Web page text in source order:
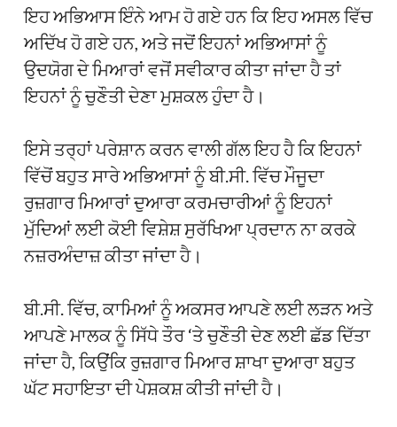
ਇਹ ਅਭਿਆਸ ਇੰਨੇ ਆਮ ਹੋ ਗਏ ਹਨ ਕਿ ਇਹ ਅਸਲ ਵਿੱਚ
ਅਦਿੱਖ ਹੋ ਗਏ ਹਨ, ਅਤੇ ਜਦੋਂ ਇਹਨਾਂ ਅਭਿਆਸਾਂ ਨੂੰ
ਉਦਯੋਗ ਦੇ ਮਿਆਰਾਂ ਵਜੋਂ ਸਵੀਕਾਰ ਕੀਤਾ ਜਾਂਦਾ ਹੈ ਤਾਂ
ਇਹਨਾਂ ਨੂੰ ਚੁਣੌਤੀ ਦੇਣਾ ਮੁਸ਼ਕਲ ਹੁੰਦਾ ਹੈ।
ਇਸੇ ਤਰ੍ਹਾਂ ਪਰੇਸ਼ਾਨ ਕਰਨ ਵਾਲੀ ਗੱਲ ਇਹ ਹੈ ਕਿ ਇਹਨਾਂ
ਵਿੱਚੋਂ ਬਹੁਤ ਸਾਰੇ ਅਭਿਆਸਾਂ ਨੂੰ ਬੀ.ਸੀ. ਵਿੱਚ ਮੌਜੂਦਾ
ਰੁਜ਼ਗਾਰ ਮਿਆਰਾਂ ਦੁਆਰਾ ਕਰਮਚਾਰੀਆਂ ਨੂੰ ਇਹਨਾਂ
ਮੁੱਦਿਆਂ ਲਈ ਕੋਈ ਵਿਸ਼ੇਸ਼ ਸੁਰੱਖਿਆ ਪ੍ਰਦਾਨ ਨਾ ਕਰਕੇ
ਨਜ਼ਰਅੰਦਾਜ਼ ਕੀਤਾ ਜਾਂਦਾ ਹੈ।
ਬੀ.ਸੀ. ਵਿੱਚ, ਕਾਮਿਆਂ ਨੂੰ ਅਕਸਰ ਆਪਣੇ ਲਈ ਲੜਨ ਅਤੇ
ਆਪਣੇ ਮਾਲਕ ਨੂੰ ਸਿੱਧੇ ਤੌਰ ‘ਤੇ ਚੁਣੌਤੀ ਦੇਣ ਲਈ ਛੱਡ ਦਿੱਤਾ
ਜਾਂਦਾ ਹੈ, ਕਿਉਂਕਿ ਰੁਜ਼ਗਾਰ ਮਿਆਰ ਸ਼ਾਖਾ ਦੁਆਰਾ ਬਹੁਤ
ਘੱਟ ਸਹਾਇਤਾ ਦੀ ਪੇਸ਼ਕਸ਼ ਕੀਤੀ ਜਾਂਦੀ ਹੈ।